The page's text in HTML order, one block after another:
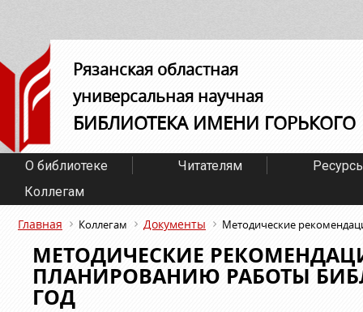
Рязанская областная
универсальная научная
БИБЛИОТЕКА ИМЕНИ ГОРЬКОГО
О библиотеке Читателям
Коллегам
Главная Коллегам Документы Методические
МЕТОДИЧЕСКИЕ
ПЛАНИРОВАНИЮ РАБОТЫ
ГОД